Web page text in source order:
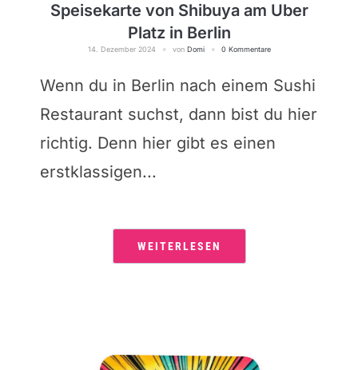
Speisekarte von Shibuya am Uber
Platz in Berlin
14. Dezember 2024 von Domi 0 Kommentare
Wenn du in Berlin nach einem Sushi
Restaurant suchst, dann bist du hier
richtig. Denn hier gibt es einen
erstklassigen...
WEITERLESEN